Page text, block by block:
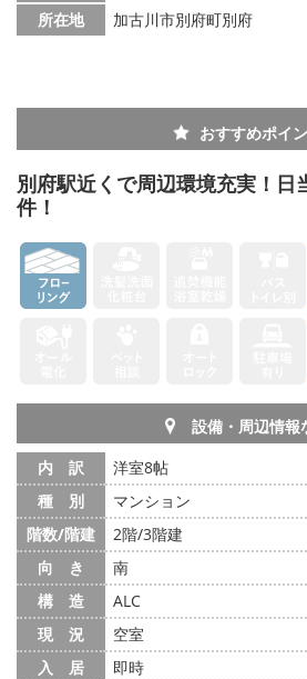
メールでお問い合わせ
所在地
加古川市別府町別府
おすすめポイ
別府駅近くで周辺環境充実！日
件！
設備・周辺情報
内 訳
洋室8帖
種 別
マンション
階数/階建
2階/3階建
向 き
南
構 造
ALC
現 況
空室
入 居
即時